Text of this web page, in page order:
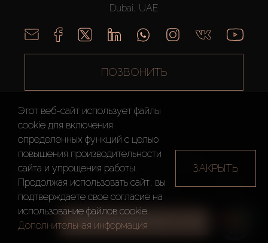
ВСЕ ФИЛЬТРЫ
Dubai, UAE
ПОЗВОНИТЬ
AX CAPITAL ©2026 Все Права Защищены
Условия
использования
конфиденциальности
сайта
Этот веб-сайт использует файлы
cookie для включения
определенных функций c целью
повышения производительности
сайта и упрощения работы.
Продолжая использовать сайт, вы
подтверждаете свое согласие на
использование файлов cookie.
Дополнительная информация
ЗАКРЫТЬ